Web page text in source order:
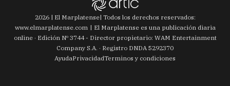
2026| El Marplatense| Todos los derechos reservados:
www.elmarplatense.com
El Marplatense es una publicación diaria
online · Edición Nº 3744- Director propietario: WAM Entertainment
Company S.A. · Registro DNDA 5292370
AyudaPrivacidadTerminos y condiciones